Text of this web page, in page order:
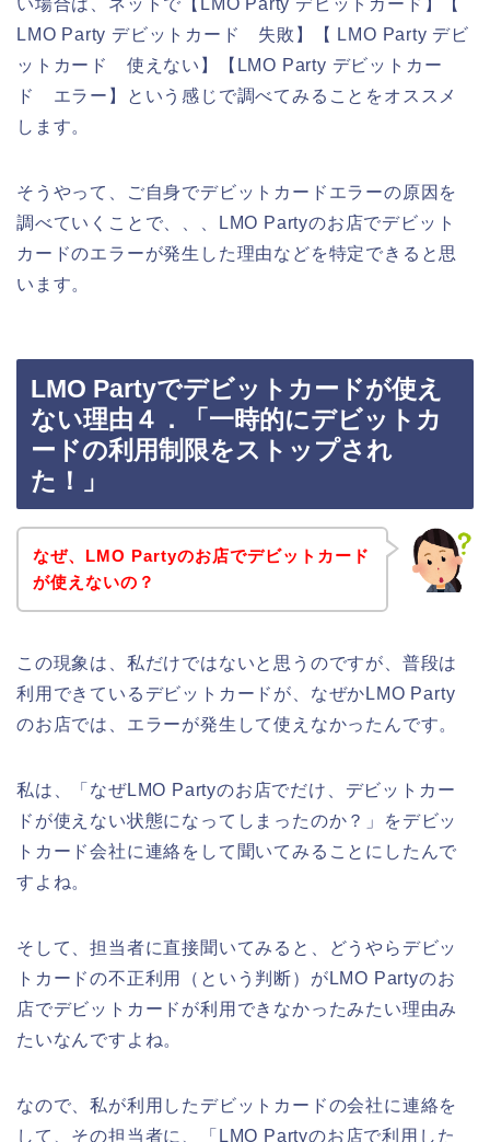
LMO Party デビットカード 失敗】【 LMO Party デビ
ットカード 使えない】【LMO Party デビットカー
ド エラー】という感じで調べてみることをオススメ
します。
そうやって、ご自身でデビットカードエラーの原因を
調べていくことで、、、LMO Partyのお店でデビット
カードのエラーが発生した理由などを特定できると思
います。
LMO Partyでデビットカードが使え
ない理由４．「一時的にデビットカ
ードの利用制限をストップされ
た！」
なぜ、LMO Partyのお店でデビットカード
が使えないの？
この現象は、私だけではないと思うのですが、普段は
利用できているデビットカードが、なぜかLMO Party
のお店では、エラーが発生して使えなかったんです。
私は、「なぜLMO Partyのお店でだけ、デビットカー
ドが使えない状態になってしまったのか？」をデビッ
トカード会社に連絡をして聞いてみることにしたんで
すよね。
そして、担当者に直接聞いてみると、どうやらデビッ
トカードの不正利用（という判断）がLMO Partyのお
店でデビットカードが利用できなかったみたい理由み
たいなんですよね。
なので、私が利用したデビットカードの会社に連絡を
して、その担当者に、「LMO Partyのお店で利用した